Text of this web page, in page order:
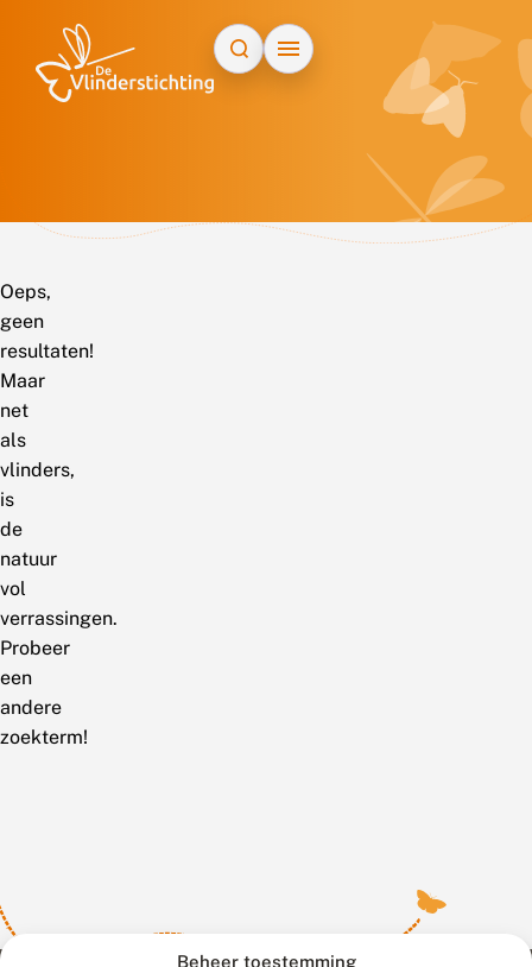
Beheer toestemming
Oeps,
geen
resultaten!
Maar
net
als
vlinders,
is
de
natuur
vol
verrassingen.
Probeer
een
andere
zoekterm!